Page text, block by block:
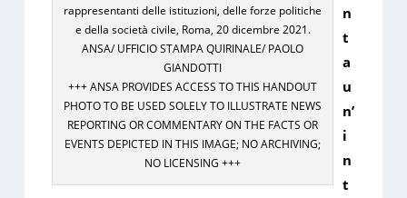
rappresentanti delle istituzioni, delle forze politiche
e della società civile, Roma, 20 dicembre 2021.
ANSA/ UFFICIO STAMPA QUIRINALE/ PAOLO
GIANDOTTI
+++ ANSA PROVIDES ACCESS TO THIS HANDOUT
PHOTO TO BE USED SOLELY TO ILLUSTRATE NEWS
REPORTING OR COMMENTARY ON THE FACTS OR
EVENTS DEPICTED IN THIS IMAGE; NO ARCHIVING;
NO LICENSING +++
n
t
a
u
n’
i
n
t